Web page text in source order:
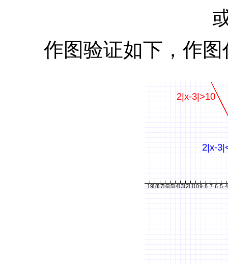
作图验证如下，作图